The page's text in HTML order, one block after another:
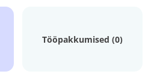
Tööpakkumised (0)